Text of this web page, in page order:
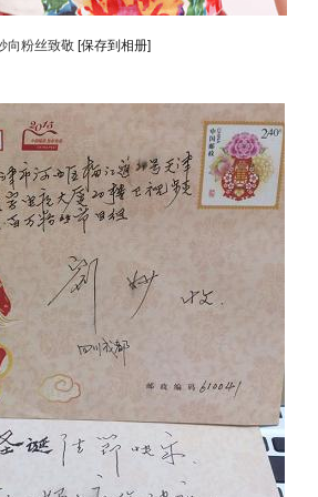
向粉丝致敬 [保存到相册]